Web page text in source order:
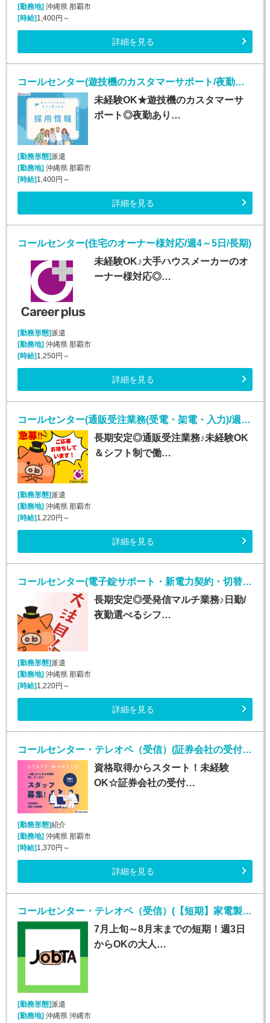
[勤務地]沖縄県 那覇市
[時給]1,400円～
詳細を見る
コールセンター(遊技機のカスタマーサポート/夜勤あり/長期)
未経験OK★遊技機のカスタマーサ
ポート◎夜勤あり…
[勤務形態]派遣
[勤務地] 沖縄県 那覇市
[時給] 1,400円～
詳細を見る
コールセンター(住宅のオーナー様対応/週4～5日/長期)
未経験OK♪大手ハウスメーカーのオ
ーナー様対応◎…
[勤務形態]派遣
[勤務地] 沖縄県 那覇市
[時給] 1,250円～
詳細を見る
コールセンター(通販受注業務(受電・架電・入力)/週5シフト制)
長期安定◎通販受注業務♪未経験OK
＆シフト制で働…
[勤務形態]派遣
[勤務地]沖縄県 那覇市
[時給]1,220円～
詳細を見る
コールセンター(電子錠サポート・新電力契約・切替事務業務/週5シフト制)
長期安定◎受発信マルチ業務♪日勤/
夜勤選べるシフ…
[勤務形態]派遣
[勤務地]沖縄県 那覇市
[時給]1,220円～
詳細を見る
コールセンター・テレオペ（受信）(証券会社の受付・事務スタッフ/6月9日入社)
資格取得からスタート！未経験
OK☆証券会社の受付…
[勤務形態]紹介
[勤務地]沖縄県 那覇市
[時給]1,370円～
詳細を見る
コールセンター・テレオペ（受信）(【短期】家電製品の訪問修理日程案内コールセンター受信)
7月上旬～8月末までの短期！週3日
からOKの大人…
[勤務形態]派遣
[勤務地]沖縄県 沖縄市